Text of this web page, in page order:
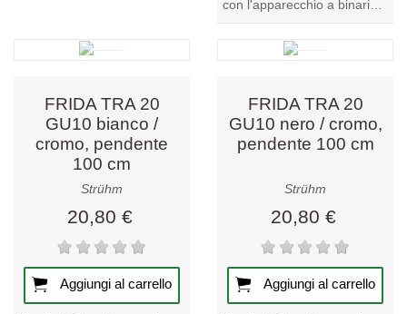
con l'apparecchio a binario
DIOR TRA GU10
nero/cromo. Un mix perfetto
FRIDA TRA 20
GU10 bianco /
cromo, pendente
100 cm
Strühm
20,80 €
Aggiungi al carrello
FRIDA TRA 20
GU10 nero / cromo,
pendente 100 cm
Strühm
20,80 €
Aggiungi al carrello